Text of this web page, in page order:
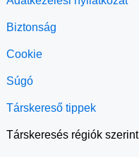
Biztonság
Cookie
Súgó
Társkereső tippek
Társkeresés régiók szerint